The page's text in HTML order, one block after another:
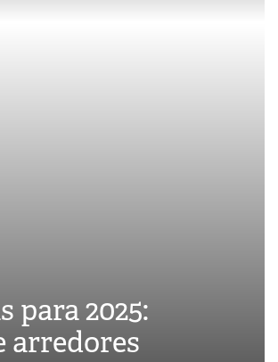
para 2025:
arredores